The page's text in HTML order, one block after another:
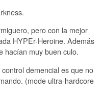
pero con la mejor
HYPEr-Heroine. Además
hacían muy buen culo.
demencial es que no
(mode ultra-hardcore